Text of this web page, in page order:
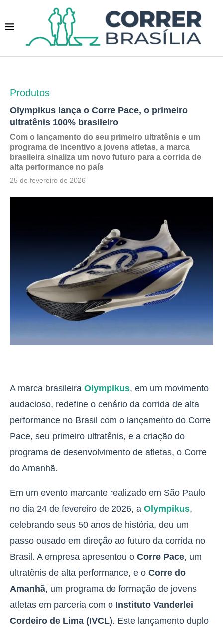
Produtos
Olympikus lança o Corre Pace, o primeiro
ultratênis 100% brasileiro
Com o lançamento do seu primeiro ultratênis e um
programa de incentivo a jovens atletas, a marca
brasileira sinaliza um novo futuro para a corrida de
alta performance no país
25 de fevereiro de 2026
A marca brasileira Olympikus, em um movimento
audacioso, redefine o cenário da corrida de alta
performance no Brasil com o lançamento do Corre
Pace, seu primeiro ultratênis, e a criação do
programa de desenvolvimento de atletas, o Corre
do Amanhã.
Em um evento marcante realizado em São Paulo
no dia 24 de fevereiro de 2026, a Olympikus,
celebrando seus 50 anos de história, deu um
passo ousado em direção ao futuro da corrida no
Brasil. A empresa apresentou o Corre Pace, um
ultratênis de alta performance, e o Corre do
Amanhã, um programa de formação de jovens
atletas em parceria com o Instituto Vanderlei
Cordeiro de Lima (IVCL). Este lançamento duplo